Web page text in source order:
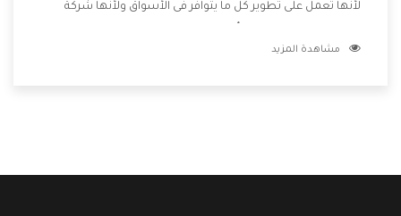
لأنها تعمل على تطوير كل ما يتوافر فى الأسواق ولأنها شركة
وتقدم للعملاء أقوى العروض والخصومات التى تسهل على
مشاهدة المزيد